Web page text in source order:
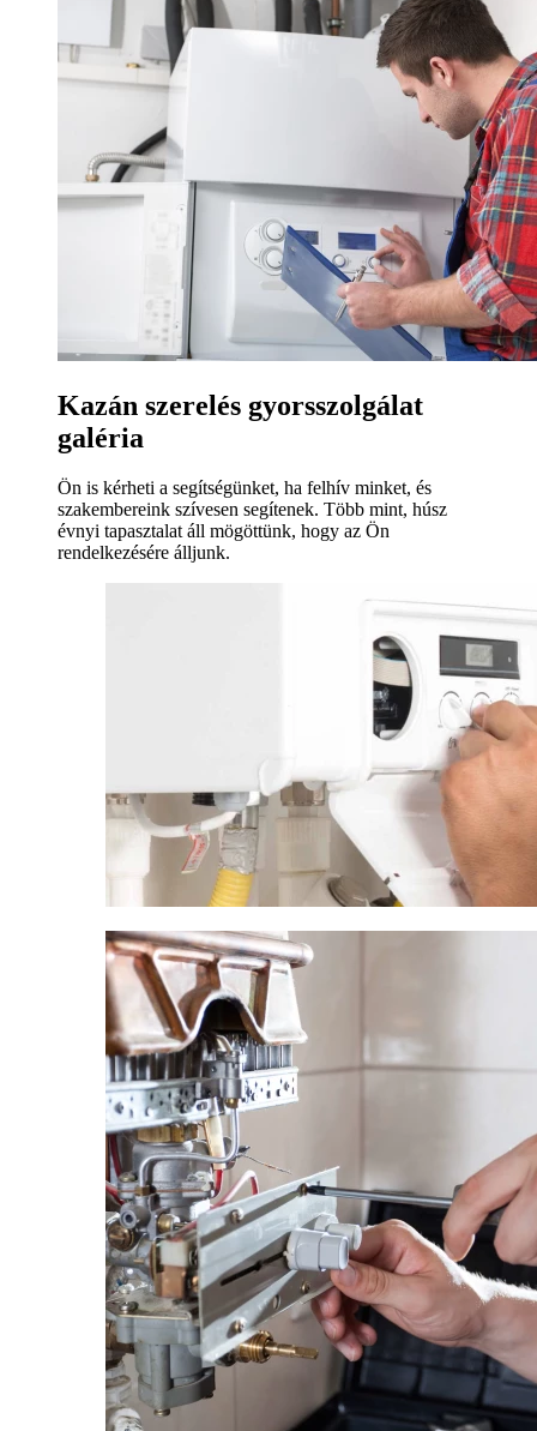
Kazán szerelés gyorsszolgálat
galéria
Ön is kérheti a segítségünket, ha felhív minket, és
szakembereink szívesen segítenek. Több mint, húsz
évnyi tapasztalat áll mögöttünk, hogy az Ön
rendelkezésére álljunk.